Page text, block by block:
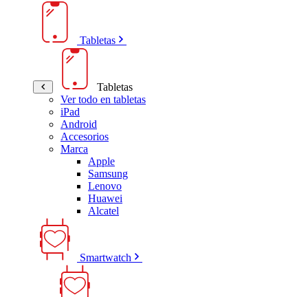
Tabletas
Tabletas
Ver todo en tabletas
iPad
Android
Accesorios
Marca
Apple
Samsung
Lenovo
Huawei
Alcatel
Smartwatch